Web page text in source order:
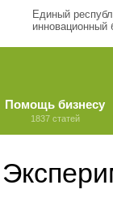
Единый
инновационный
Помощь бизнесу
1837 статей